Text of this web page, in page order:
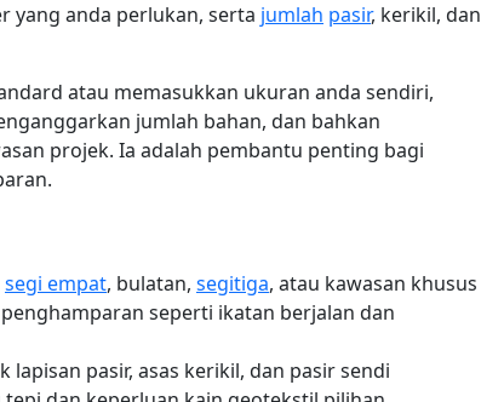
yang anda perlukan, serta jumlah pasir, kerikil, dan
atau memasukkan ukuran anda sendiri,
jumlah bahan, dan bahkan
projek. Ia adalah pembantu penting bagi
segi empat, bulatan, segitiga, atau kawasan khusus
seperti ikatan berjalan dan
pasir, asas kerikil, dan pasir sendi